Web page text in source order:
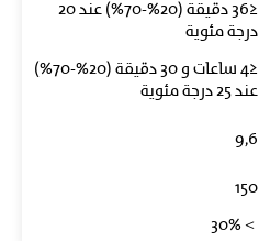
≤36 دقيقة (20%-70%) عند 20
درجة مئوية
≤4 ساعات و 30 دقيقة (20%-70%)
عند 25 درجة مئوية
9,6
150
＞30%